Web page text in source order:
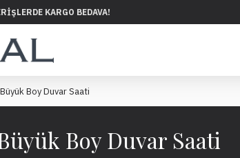
KARGO BEDAVA!
Boy Duvar Saati
Boy Duvar Saati